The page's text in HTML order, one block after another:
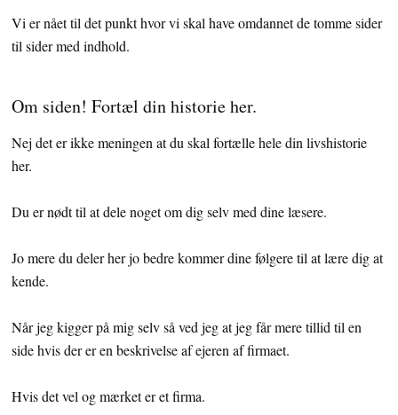
Vi er nået til det punkt hvor vi skal have omdannet de tomme sider
til sider med indhold.
Om siden! Fortæl din historie her.
Nej det er ikke meningen at du skal fortælle hele din livshistorie
her.
Du er nødt til at dele noget om dig selv med dine læsere.
Jo mere du deler her jo bedre kommer dine følgere til at lære dig at
kende.
Når jeg kigger på mig selv så ved jeg at jeg får mere tillid til en
side hvis der er en beskrivelse af ejeren af firmaet.
Hvis det vel og mærket er et firma.